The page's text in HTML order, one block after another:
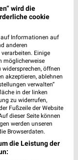
wird die
cookie
Informationen auf
anderen
Einige
möglicherweise
öffnen
akzeptieren, ablehnen
verwalten“
in der linken
zu widerrufen,
Fußzeile der Website
dieser Seite können
werden unseren
Browserdaten.
die Leistung der